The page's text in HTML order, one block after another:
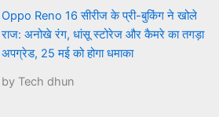
Oppo Reno 16 सीरीज के प्री-बुकिंग ने खोले
राज: अनोखे रंग, धांसू स्टोरेज और कैमरे का तगड़ा
अपग्रेड, 25 मई को होगा धमाका
by Tech dhun